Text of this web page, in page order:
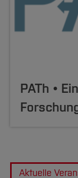
PATh •
Aktuelle